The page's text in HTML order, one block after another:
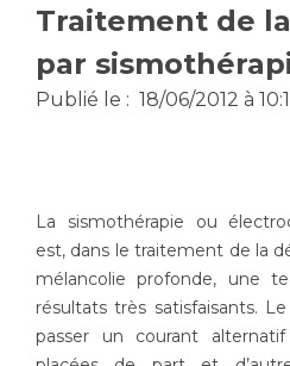
Vous accompagnez, vous
Vous allez être hospitalisé(e)
Vous avez un examen
à réaliser
Infos COVID-19
Vivre ensemble à
Emplois paramédicaux
Emplois administratifs
Emplois médicaux
Emplois divers
Emplois socio-éducatifs
Statuts
Stages paramédicaux
Traitement de
par
Publié le : 18/06/2012 à
La sismothérapie ou
est, dans le traitement de la
mélancolie profonde, une
résultats très satisfaisants.
passer un courant